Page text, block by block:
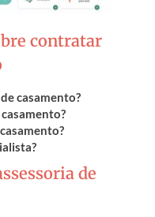
contratar
casamento?
de